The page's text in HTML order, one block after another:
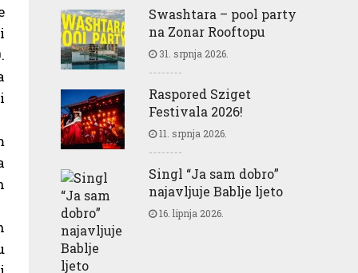
Swashtara – pool party
na Zonar Rooftopu
31. srpnja 2026.
Raspored Sziget
Festivala 2026!
11. srpnja 2026.
Singl “Ja sam dobro”
najavljuje Bablje ljeto
16. lipnja 2026.